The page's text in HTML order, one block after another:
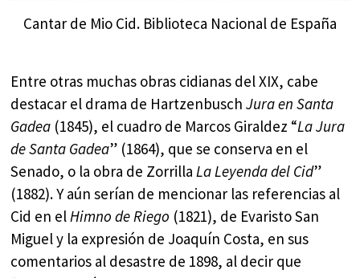
Cantar de Mio Cid. Biblioteca Nacional de España
Entre otras muchas obras cidianas del XIX, cabe
destacar el drama de HartzenbuschJura en Santa
Gadea (1845), el cuadro de Marcos Giraldez “La Jura
de Santa Gadea” (1864), que se conserva en el
Senado, o la obra de ZorrillaLa Leyendadel Cid”
(1882). Y aún serían de mencionar las referencias al
Cid en elHimno de Riego (1821), de Evaristo San
Miguel y la expresión de Joaquín Costa, en sus
comentarios al desastre de 1898, al decir que